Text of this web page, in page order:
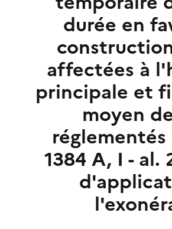
durée en
affectées à
principale et
moyen
1384 A, I - al.